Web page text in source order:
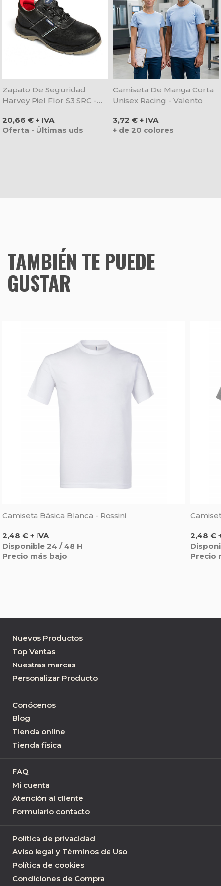
Zapato De Seguridad
Harvey Piel Flor S3 SRC -
Precio
20,66 € + IVA
Oferta - Últimas uds
Camiseta De Manga Corta
Unisex Racing - Valento
Precio
3,72 € + IVA
+ de 20 colores
TAMBIÉN TE PUEDE
GUSTAR
Camiseta Básica Blanca - Rossini
Precio
2,48 € + IVA
Disponible 24 / 48 H
Precio más bajo
Precio
2,48 €
Precio
Nuevos Productos
Top Ventas
Nuestras marcas
Personalizar Producto
Conócenos
Blog
Tienda online
Tienda física
FAQ
Mi cuenta
Atención al cliente
Formulario contacto
Política de privacidad
Aviso legal y Términos de Uso
Política de cookies
Condiciones de Compra